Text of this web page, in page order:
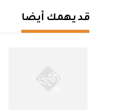
قد يهمك أيضا